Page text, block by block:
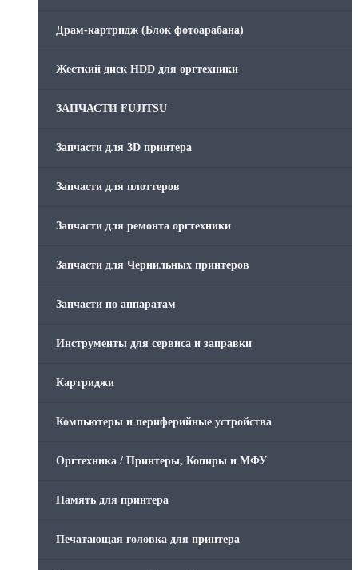
Драм-картридж (Блок фотоарабана)
Жесткий диск HDD для оргтехники
ЗАПЧАСТИ FUJITSU
Запчасти для 3D принтера
Запчасти для плоттеров
Запчасти для ремонта оргтехники
Запчасти для Чернильных принтеров
Запчасти по аппаратам
Инструменты для сервиса и заправки
Картриджи
Компьютеры и периферийные устройства
Оргтехника / Принтеры, Копиры и МФУ
Память для принтера
Печатающая головка для принтера